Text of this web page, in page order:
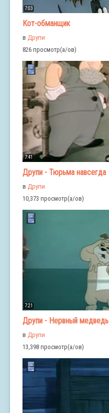
7:03
Кот-обманщик
в Друпи
826 просмотр(а/ов)
7:41
Друпи - Тюрьма навсегда
в Друпи
10,373 просмотр(а/ов)
7:21
Друпи - Нервный медведь
в Друпи
13,398 просмотр(а/ов)